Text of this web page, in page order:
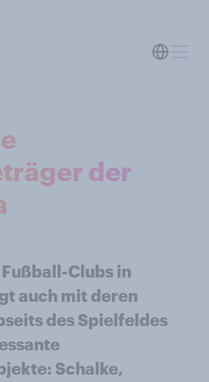
der
Clubs in
auch mit deren
des Spielfeldes
Schalke,